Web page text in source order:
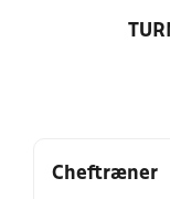
Cheftræner